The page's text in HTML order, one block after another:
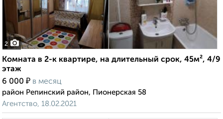
2
Комната в 2-к квартире, на длительный срок, 45м², 4/9
этаж
6 000 ₽ в месяц
район Репинский район, Пионерская 58
Агентство, 18.02.2021